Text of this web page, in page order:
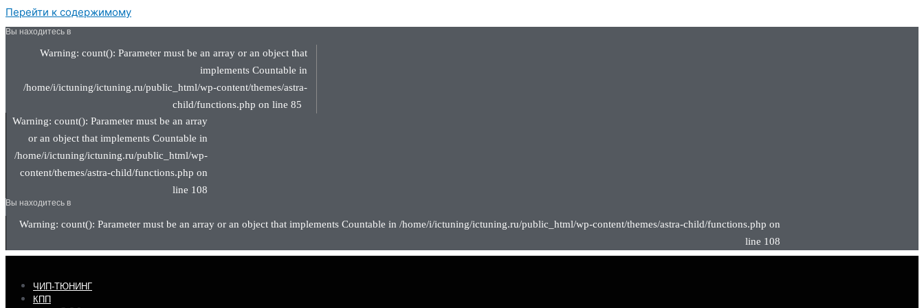
Перейти к содержимому
Вы находитесь в
Warning: count(): Parameter must be an array or an object that
implements Countable in
/home/i/ictuning/ictuning.ru/public_html/wp-content/themes/astra-
child/functions.php on line 85
Warning: count(): Parameter must be an array
or an object that implements Countable in
/home/i/ictuning/ictuning.ru/public_html/wp-
content/themes/astra-child/functions.php on
line 108
Вы находитесь в
Warning: count(): Parameter must be an array or an object that implements Countable in /home/i/ictuning/ictuning.ru/public_html/wp-content/themes/astra-child/functions.php on
line 108
ЧИП-ТЮНИНГ
КПП